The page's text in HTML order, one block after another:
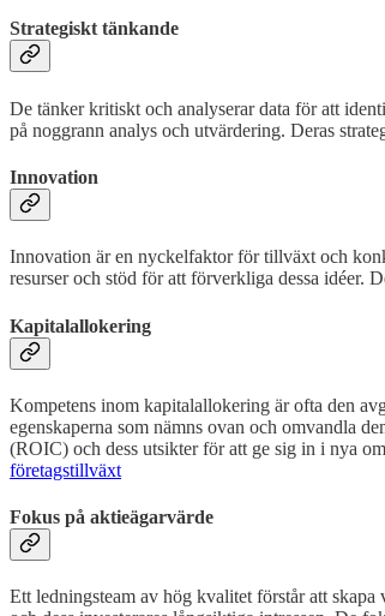
Strategiskt tänkande
De tänker kritiskt och analyserar data för att
på noggrann analys och utvärdering. Deras
Innovation
Innovation är en nyckelfaktor för tillväxt och
resurser och stöd för att förverkliga dessa idéer.
Kapitalallokering
Kompetens inom kapitalallokering är ofta den
egenskaperna som nämns ovan och omvandla
(ROIC) och dess utsikter för att ge sig in i nya
företagstillväxt
Fokus på aktieägarvärde
Ett ledningsteam av hög kvalitet förstår att